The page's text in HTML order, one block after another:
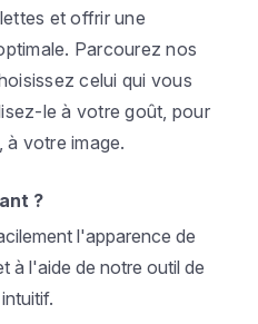
et offrir une
Parcourez nos
celui qui vous
le à votre goût, pour
à votre image.
?
l'apparence de
à l'aide de notre outil de